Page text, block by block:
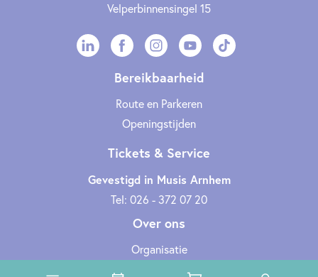
Velperbinnensingel 15
Bereikbaarheid
Route en Parkeren
Openingstijden
Tickets & Service
Gevestigd in Musis Arnhem
Tel: 026 - 372 07 20
Over ons
Organisatie